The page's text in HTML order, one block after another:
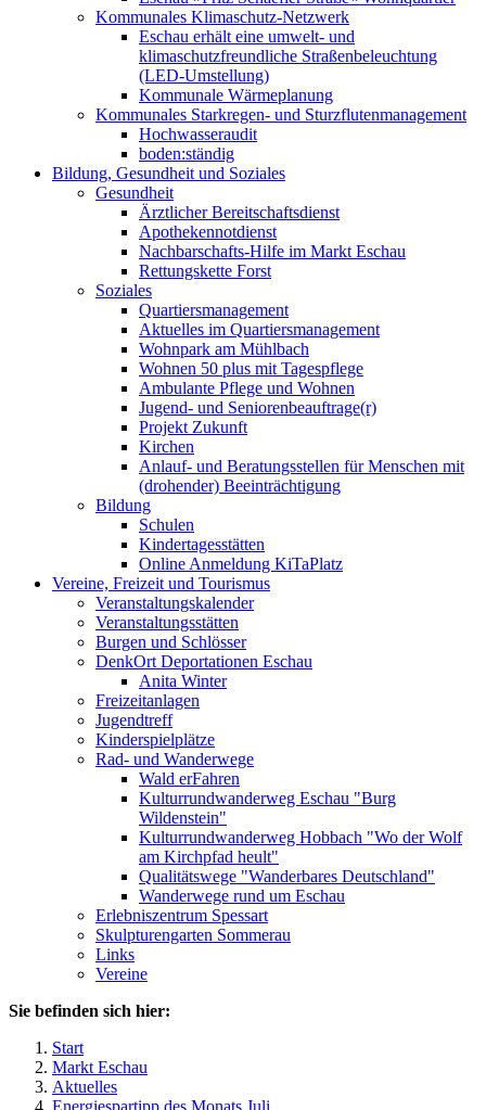
Kommunales Klimaschutz-Netzwerk
Eschau erhält eine umwelt- und
klimaschutzfreundliche Straßenbeleuchtung
(LED-Umstellung)
Kommunale Wärmeplanung
Kommunales Starkregen- und Sturzflutenmanagement
Hochwasseraudit
boden:ständig
Bildung, Gesundheit und Soziales
Gesundheit
Ärztlicher Bereitschaftsdienst
Apothekennotdienst
Nachbarschafts-Hilfe im Markt Eschau
Rettungskette Forst
Soziales
Quartiersmanagement
Aktuelles im Quartiersmanagement
Wohnpark am Mühlbach
Wohnen 50 plus mit Tagespflege
Ambulante Pflege und Wohnen
Jugend- und Seniorenbeauftrage(r)
Projekt Zukunft
Kirchen
Anlauf- und Beratungsstellen für Menschen mit
(drohender) Beeinträchtigung
Bildung
Schulen
Kindertagesstätten
Online Anmeldung KiTaPlatz
Vereine, Freizeit und Tourismus
Veranstaltungskalender
Veranstaltungsstätten
Burgen und Schlösser
DenkOrt Deportationen Eschau
Anita Winter
Freizeitanlagen
Jugendtreff
Kinderspielplätze
Rad- und Wanderwege
Wald erFahren
Kulturrundwanderweg Eschau "Burg
Wildenstein"
Kulturrundwanderweg Hobbach "Wo der Wolf
am Kirchpfad heult"
Qualitätswege "Wanderbares Deutschland"
Wanderwege rund um Eschau
Erlebniszentrum Spessart
Skulpturengarten Sommerau
Links
Vereine
Sie befinden sich hier:
Start
Markt Eschau
Aktuelles
Energiespartipp des Monats Juli